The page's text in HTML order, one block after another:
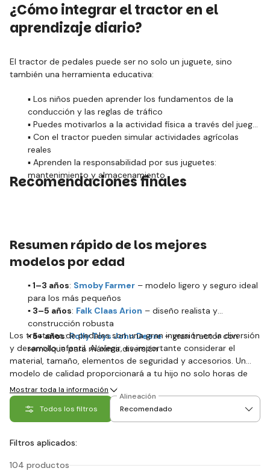
¿Cómo integrar el tractor en el
aprendizaje diario?
El tractor de pedales puede ser no solo un juguete, sino
también una herramienta educativa:
▪️ Los niños pueden aprender los fundamentos de la
conducción y las reglas de tráfico
▪️ Puedes motivarlos a la actividad física a través del juego
▪️ Con el tractor pueden simular actividades agrícolas
reales
▪️ Aprenden la responsabilidad por sus juguetes:
mantenimiento y almacenamiento
Recomendaciones finales
Resumen rápido de los mejores
modelos por edad
▪️ 1–3 años: Smoby Farmer – modelo ligero y seguro ideal
para los más pequeños
▪️ 3–5 años: Falk Claas Arion – diseño realista y
construcción robusta
▪️ 5+ años:Rolly Toys John Deere– gran tractor con
remolque para máxima diversión
Los tractores de pedales son una gran inversión en la diversión
y desarrollo infantil. Al elegir, es importante considerar el
material, tamaño, elementos de seguridad y accesorios. Un
modelo de calidad proporcionará a tu hijo no solo horas de
diversión, sino también valiosas actividades físicas. No olvides
elegir modelos de marcas reconocidas que garantizan
seguridad y larga durabilidad.
Mostrar toda la información
Todos los filtros
Alineación
Filtros aplicados:
104 productos